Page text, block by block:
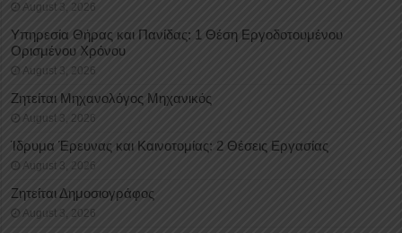
August 3, 2026
Υπηρεσία Θήρας και Πανίδας: 1 Θέση Eργοδοτουμένου
Oρισμένου Xρόνου
August 3, 2026
Ζητείται Μηχανολόγος Μηχανικός
August 3, 2026
Ίδρυμα Έρευνας και Καινοτομίας: 2 Θέσεις Εργασίας
August 3, 2026
Ζητείται Δημοσιογράφος
August 3, 2026